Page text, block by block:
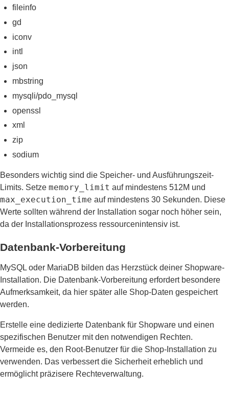
fileinfo
gd
iconv
intl
json
mbstring
mysqli/pdo_mysql
openssl
xml
zip
sodium
Besonders wichtig sind die Speicher- und Ausführungszeit-
Limits. Setze memory_limit auf mindestens 512M und
max_execution_time auf mindestens 30 Sekunden. Diese
Werte sollten während der Installation sogar noch höher sein,
da der Installationsprozess ressourcenintensiv ist.
Datenbank-Vorbereitung
MySQL oder MariaDB bilden das Herzstück deiner Shopware-
Installation. Die Datenbank-Vorbereitung erfordert besondere
Aufmerksamkeit, da hier später alle Shop-Daten gespeichert
werden.
Erstelle eine dedizierte Datenbank für Shopware und einen
spezifischen Benutzer mit den notwendigen Rechten.
Vermeide es, den Root-Benutzer für die Shop-Installation zu
verwenden. Das verbessert die Sicherheit erheblich und
ermöglicht präzisere Rechteverwaltung.